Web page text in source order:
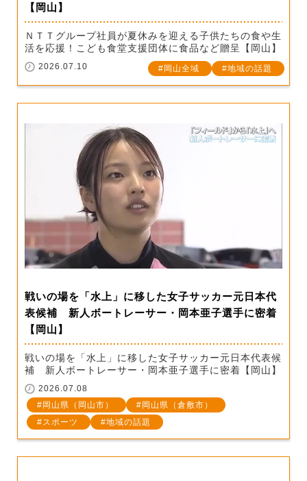
【岡山】
ＮＴＴグループ社員が夏休みを迎える子供たちの食や生
活を応援！こども食堂支援団体に食品など贈呈【岡山】
2026.07.10 岡山全域 地域の話題
戦いの場を「水上」に移した女子サッカー元日本代
表候補 新人ボートレーサー・岡本亜子選手に密着
【岡山】
戦いの場を「水上」に移した女子サッカー元日本代表候
補 新人ボートレーサー・岡本亜子選手に密着【岡山】
2026.07.08
岡山県（岡山市）
岡山県（倉敷市）
スポーツ
地域の話題